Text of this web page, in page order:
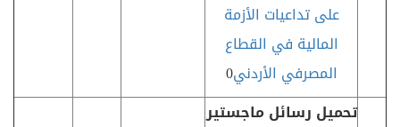
على تداعيات الأزمة
المالية في القطاع
المصرفي الأردني0
تحميل رسائل ماجستير